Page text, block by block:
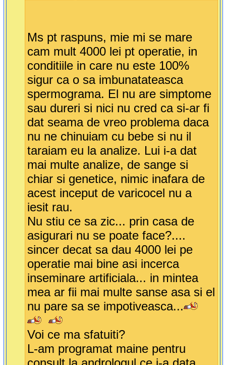
Ms pt raspuns, mie mi se mare
cam mult 4000 lei pt operatie, in
conditiile in care nu este 100%
sigur ca o sa imbunatateasca
spermograma. El nu are simptome
sau dureri si nici nu cred ca si-ar fi
dat seama de vreo problema daca
nu ne chinuiam cu bebe si nu il
taraiam eu la analize. Lui i-a dat
mai multe analize, de sange si
chiar si genetice, nimic inafara de
acest inceput de varicocel nu a
iesit rau.
Nu stiu ce sa zic... prin casa de
asigurari nu se poate face?....
sincer decat sa dau 4000 lei pe
operatie mai bine asi incerca
inseminare artificiala... in mintea
mea ar fii mai multe sanse asa si el
nu pare sa se impotiveasca...
Voi ce ma sfatuiti?
L-am programat maine pentru